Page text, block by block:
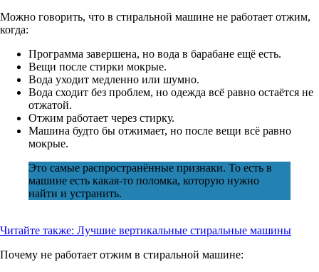
Можно говорить, что в стиральной машине не работает отжим,
когда:
Программа завершена, но вода в барабане ещё есть.
Вещи после стирки мокрые.
Вода уходит медленно или шумно.
Вода сходит без проблем, но одежда всё равно остаётся не
отжатой.
Отжим работает через стирку.
Машина будто бы отжимает, но после вещи всё равно
мокрые.
Это самые распространённые признаки. То есть в
машине есть какая-то поломка, которую нужно
найти и устранить.
Читайте также: Лучшие вертикальные стиральные машины
Почему не работает отжим в стиральной машине: